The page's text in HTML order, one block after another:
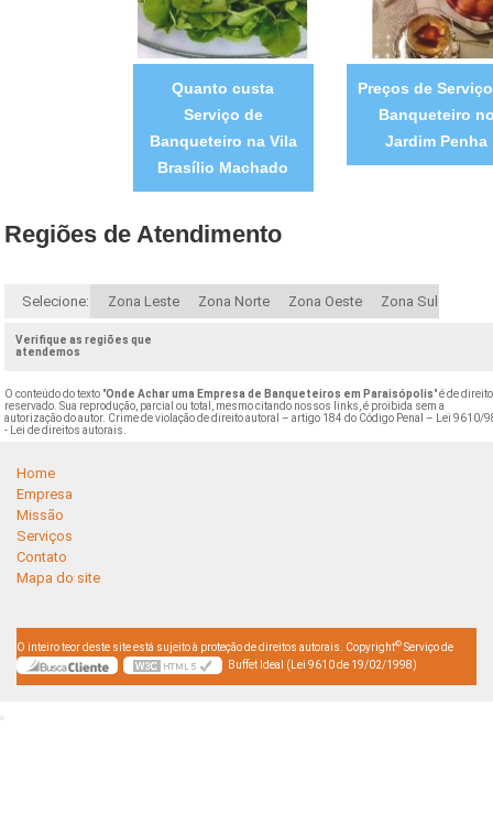
Quanto custa
Serviço de
Banqueteiro na Vila
Brasílio Machado
Preços de
Banqueteiro
Jardim Penha
Regiões de Atendimento
Selecione: Zona Leste Zona Norte Zona Oeste Zona Sul
Verifique as regiões que
atendemos
O conteúdo do texto "Onde Achar uma Empresa de Banqueteiros em Paraisópolis" é de direito
reservado. Sua reprodução, parcial ou total, mesmo citando nossos links, é proibida sem a
autorização do autor. Crime de violação de direito autoral – artigo 184 do Código Penal –
Lei 9610/
- Lei de direitos autorais
Home
Empresa
Missão
Serviços
Contato
Mapa do site
O inteiro teor deste site está sujeito à proteção de direitos autorais. Copyright© Serviço de
Buffet Ideal (Lei 9610 de 19/02/1998)